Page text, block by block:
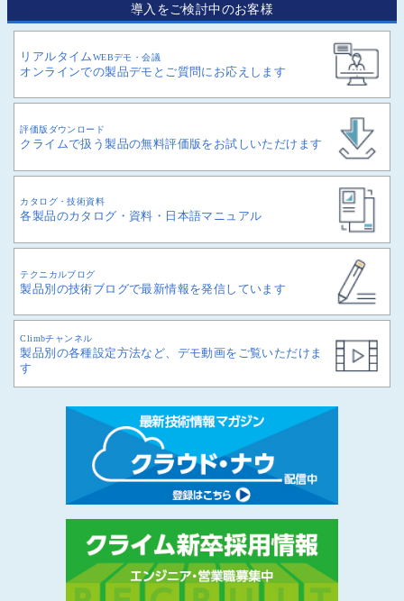
導入をご検討中のお客様
リアルタイムWEBデモ・会議
オンラインでの製品デモとご質問にお応えします
評価版ダウンロード
クライムで扱う製品の無料評価版をお試しいただけます
カタログ・技術資料
各製品のカタログ・資料・日本語マニュアル
テクニカルブログ
製品別の技術ブログで最新情報を発信しています
Climbチャンネル
製品別の各種設定方法など、デモ動画をご覧いただけま
す